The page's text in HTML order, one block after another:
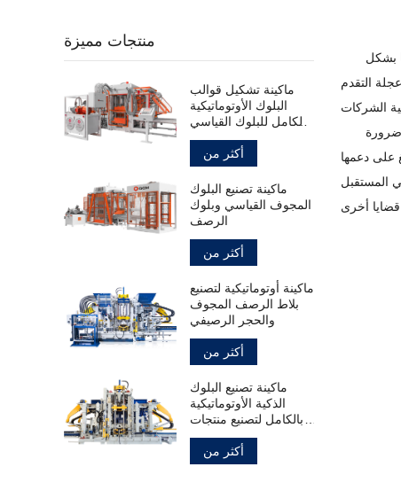
بشكل
التقدم
ضرورة
على دعمها
منتجات مميزة
ماكينة تشكيل قوالب
البلوك الأوتوماتيكية
بالكامل للبلوك القياسي
المجوف
أكثر من
ماكينة تصنيع البلوك
المجوف القياسي وبلوك
الرصف
أكثر من
ماكينة أوتوماتيكية لتصنيع
بلاط الرصف المجوف
والحجر الرصيفي
أكثر من
ماكينة تصنيع البلوك
الذكية الأوتوماتيكية
بالكامل لتصنيع منتجات
الخرسانة
أكثر من